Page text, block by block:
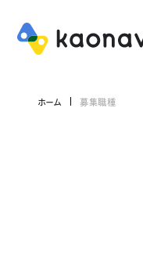
ホーム 募集職種